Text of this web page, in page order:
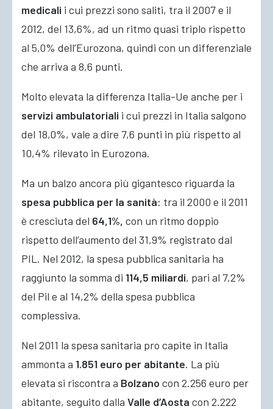
medicali i cui prezzi sono saliti, tra il 2007 e il
2012, del 13,6%, ad un ritmo quasi triplo rispetto
al 5,0% dell’Eurozona, quindi con un differenziale
che arriva a 8,6 punti.
Molto elevata la differenza Italia-Ue anche per i
servizi ambulatoriali i cui prezzi in Italia salgono
del 18,0%, vale a dire 7,6 punti in più rispetto al
10,4% rilevato in Eurozona.
Ma un balzo ancora più gigantesco riguarda la
spesa pubblica per la sanità: tra il 2000 e il 2011
è cresciuta del 64,1%, con un ritmo doppio
rispetto dell’aumento del 31,9% registrato dal
PIL. Nel 2012, la spesa pubblica sanitaria ha
raggiunto la somma di 114,5 miliardi, pari al 7,2%
del Pil e al 14,2% della spesa pubblica
complessiva.
Nel 2011 la spesa sanitaria pro capite in Italia
ammonta a 1.851 euro per abitante. La più
elevata si riscontra a Bolzano con 2.256 euro per
abitante, seguito dalla Valle d’Aosta con 2.222